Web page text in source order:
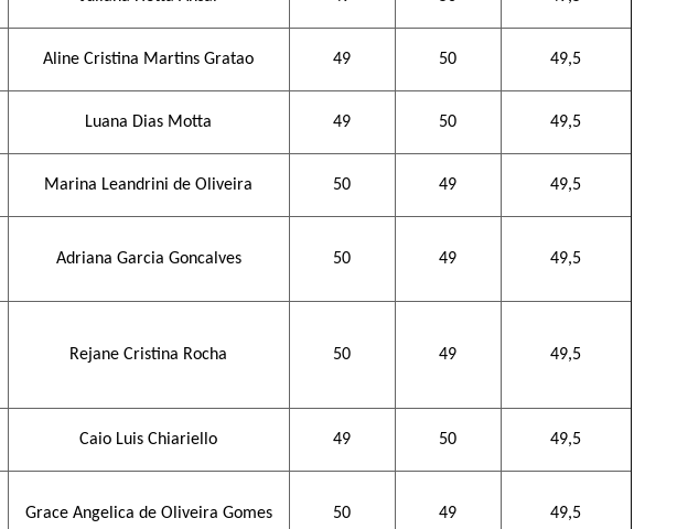
Aline Cristina Martins Gratao 49 50 49,5
Luana Dias Motta 49 50 49,5
Marina Leandrini de Oliveira 50 49 49,5
Adriana Garcia Goncalves 50 49 49,5
Rejane Cristina Rocha 50 49 49,5
Caio Luis Chiariello 49 50 49,5
Grace Angelica de Oliveira Gomes 50 49 49,5